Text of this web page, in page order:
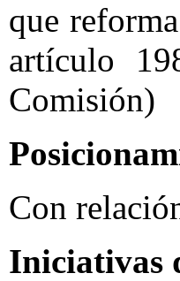
que
artículo
Comisión)
Con
Iniciativas